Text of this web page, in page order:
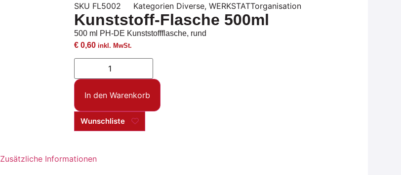
SKU FL5002 Kategorien Diverse, WERKSTATTorganisation
Kunststoff-Flasche 500ml
500 ml PH-DE Kunststoffflasche, rund
€ 0,60 inkl. MwSt.
In den Warenkorb
Wunschliste
Zusätzliche Informationen